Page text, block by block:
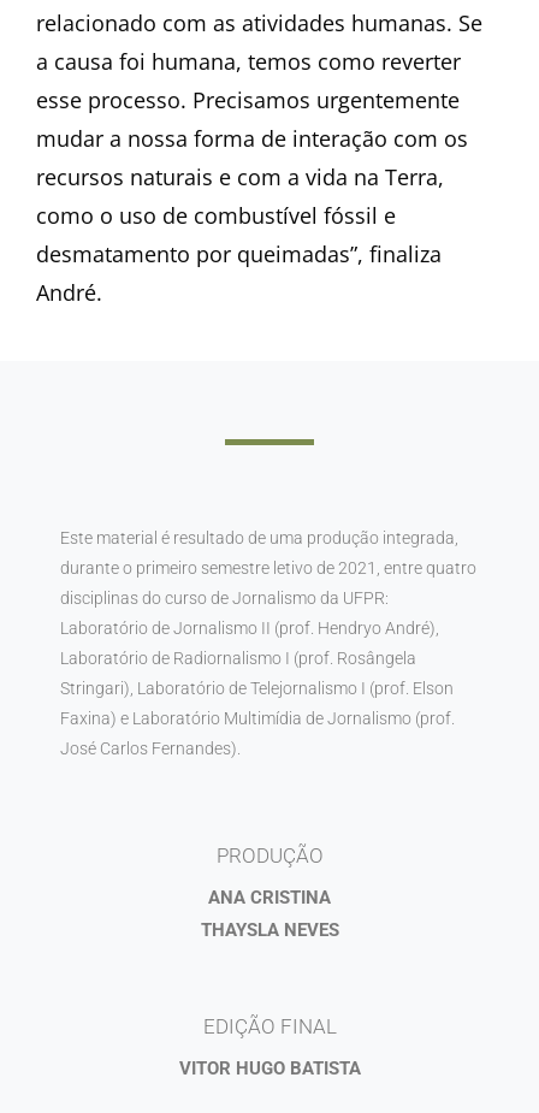
relacionado com as atividades humanas. Se
a causa foi humana, temos como reverter
esse processo. Precisamos urgentemente
mudar a nossa forma de interação com os
recursos naturais e com a vida na Terra,
como o uso de combustível fóssil e
desmatamento por queimadas”, finaliza
André.
Este material é resultado de uma produção integrada,
durante o primeiro semestre letivo de 2021, entre quatro
disciplinas do curso de Jornalismo da UFPR:
Laboratório de Jornalismo II (prof. Hendryo André),
Laboratório de Radiornalismo I (prof. Rosângela
Stringari), Laboratório de Telejornalismo I (prof. Elson
Faxina) e Laboratório Multimídia de Jornalismo (prof.
José Carlos Fernandes).
PRODUÇÃO
ANA CRISTINA
THAYSLA NEVES
EDIÇÃO FINAL
VITOR HUGO BATISTA